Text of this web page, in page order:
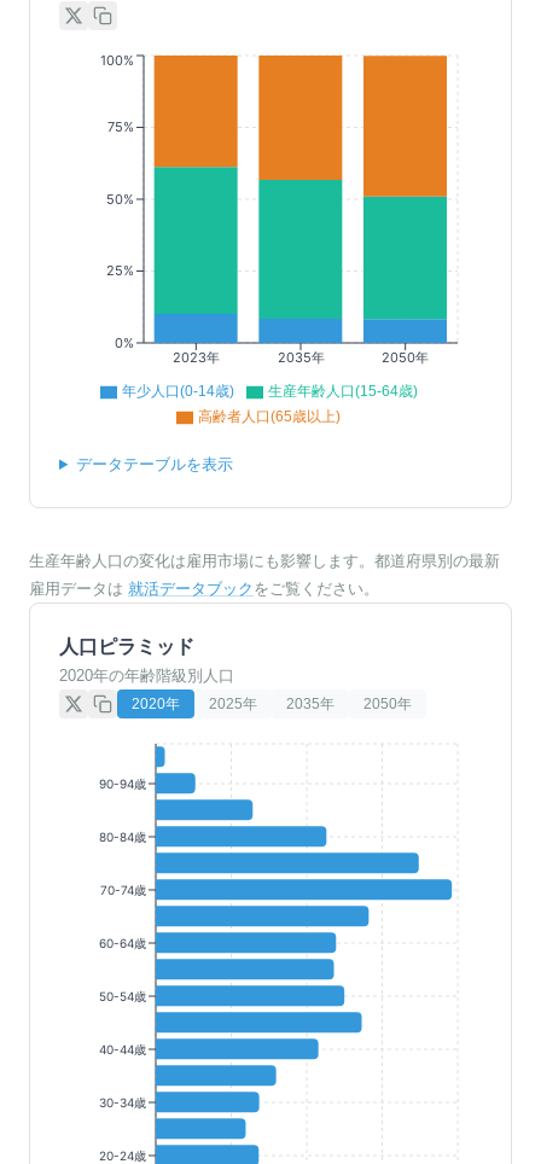
2023年 2035年 2050年
0%
25%
50%
75%
100%
年少人口(0-14歳)
生産年齢人口(15-64歳)
高齢者人口(65歳以上)
データテーブルを表示
生産年齢人口の変化は雇用市場にも影響します。都道府県別の最新
雇用データは 就活データブック をご覧ください。
人口ピラミッド
2020年の年齢階級別人口
2020年 2025年 2035年 2050年
90-94歳
80-84歳
70-74歳
60-64歳
50-54歳
40-44歳
30-34歳
20-24歳